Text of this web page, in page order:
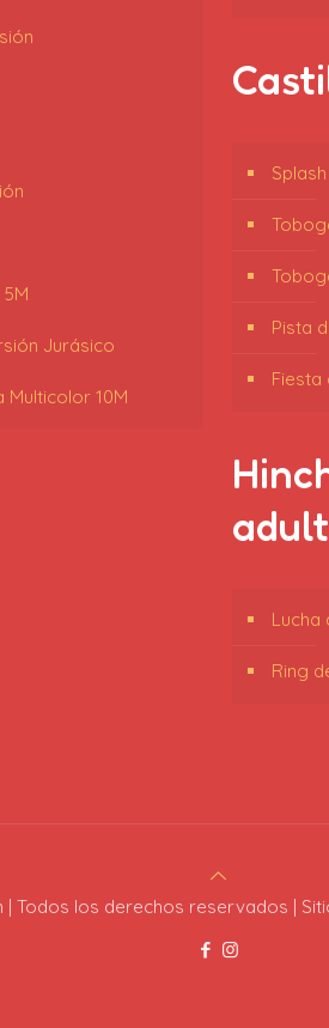
Jurásico
Multicolor 10M
Pista
Fiesta
Lucha
Ring
| Todos los derechos reservados |